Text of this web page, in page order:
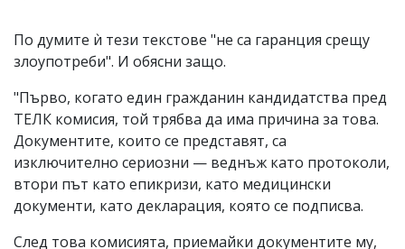
По думите ѝ тези текстове "не са гаранция срещу
злоупотреби". И обясни защо.
"Първо, когато един гражданин кандидатства пред
ТЕЛК комисия, той трябва да има причина за това.
Документите, които се представят, са
изключително сериозни — веднъж като протоколи,
втори път като епикризи, като медицински
документи, като декларация, която се подписва.
След това комисията, приемайки документите му,